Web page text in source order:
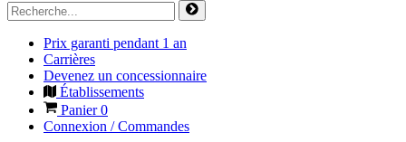
Prix garanti pendant 1 an
Carrières
Devenez un concessionnaire
Établissements
Panier0
Connexion / Commandes